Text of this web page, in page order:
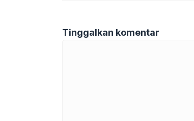
Tinggalkan komentar